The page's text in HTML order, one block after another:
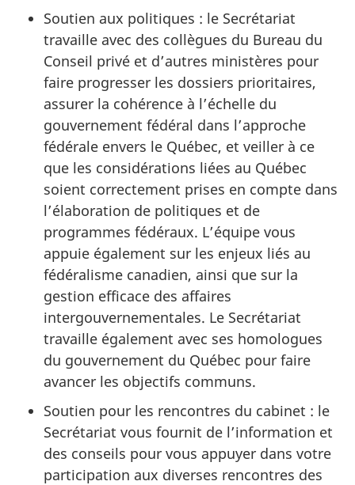
Soutien aux politiques : le Secrétariat
travaille avec des collègues du Bureau du
Conseil privé et d’autres ministères pour
faire progresser les dossiers prioritaires,
assurer la cohérence à l’échelle du
gouvernement fédéral dans l’approche
fédérale envers le Québec, et veiller à ce
que les considérations liées au Québec
soient correctement prises en compte dans
l’élaboration de politiques et de
programmes fédéraux. L’équipe vous
appuie également sur les enjeux liés au
fédéralisme canadien, ainsi que sur la
gestion efficace des affaires
intergouvernementales. Le Secrétariat
travaille également avec ses homologues
du gouvernement du Québec pour faire
avancer les objectifs communs.
Soutien pour les rencontres du cabinet : le
Secrétariat vous fournit de l’information et
des conseils pour vous appuyer dans votre
participation aux diverses rencontres des